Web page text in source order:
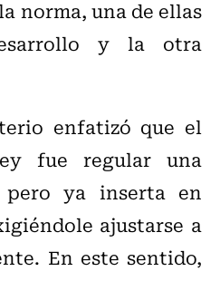
norma, una de ellas
y la otra
enfatizó que el
fue regular una
ya inserta en
ajustarse a
En este sentido,